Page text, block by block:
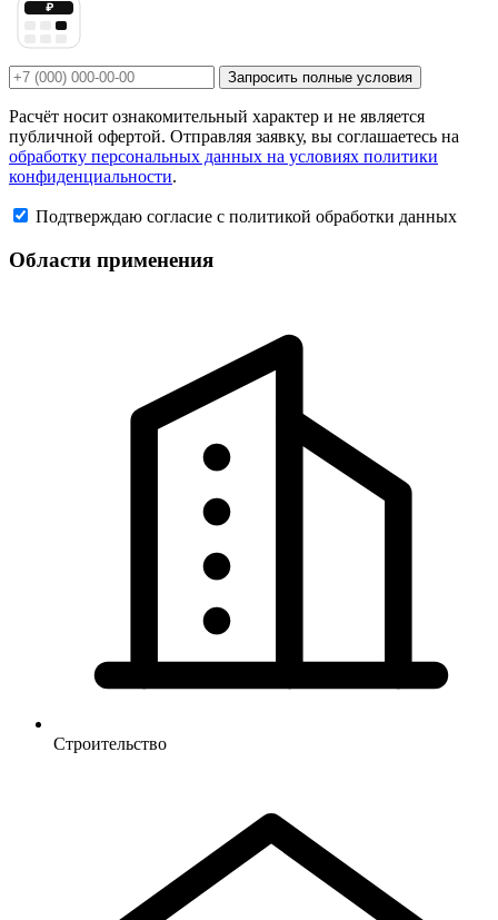
₽
Запросить полные условия
Расчёт носит ознакомительный характер и не является
публичной офертой. Отправляя заявку, вы соглашаетесь на
обработку персональных данных на условиях политики
конфиденциальности.
Подтверждаю согласие с политикой обработки данных
Области применения
Строительство